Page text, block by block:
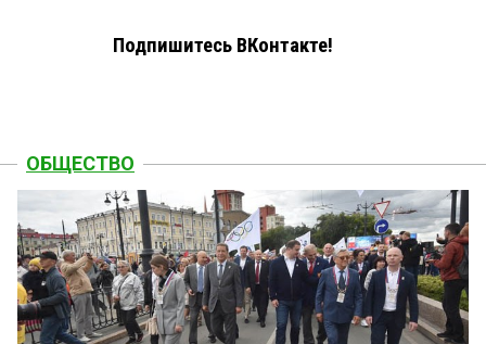
Подпишитесь ВКонтакте!
ОБЩЕСТВО